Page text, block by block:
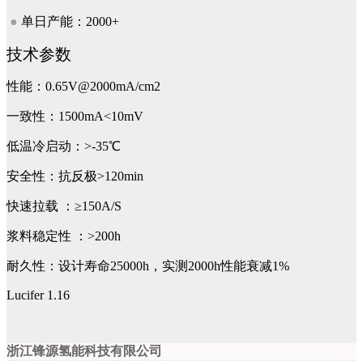
● 单日产能：2000+
技术参数
性能：0.65V@2000mA/cm2
一致性：1500mA<10mV
低温冷启动：>-35℃
安全性：抗反极>120min
快速拉载 ：≥150A/S
浆料稳定性 ：>200h
耐久性：设计寿命25000h，实测2000h性能衰减1%
Lucifer 1.16
浙江锋源氢能科技有限公司